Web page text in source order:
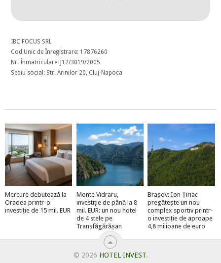
IBC FOCUS SRL
Cod Unic de Înregistrare: 17876260
Nr. Înmatriculare: J12/3019/2005
Sediu social: Str. Arinilor 20, Cluj-Napoca
Mercure debutează la
Oradea printr-o
investiție de 15 mil. EUR
Monte Vidraru,
investiție de până la 8
mil. EUR: un nou hotel
de 4 stele pe
Transfăgărășan
Brașov: Ion Țiriac
pregătește un nou
complex sportiv printr-
o investiție de aproape
4,8 milioane de euro
© 2026 HOTEL INVEST.